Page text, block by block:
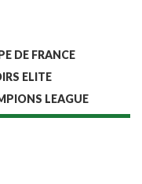
DE FRANCE
ELITE
LEAGUE